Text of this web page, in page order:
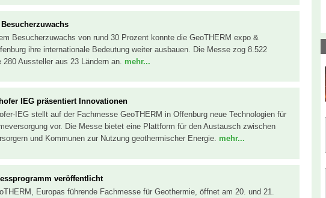
Besucherzuwachs von rund 30 Prozent konnte die GeoTHERM expo &
ihre internationale Bedeutung weiter ausbauen. Die Messe zog 8.522
Aussteller aus 23 Ländern an. mehr...
IEG präsentiert Innovationen
IEG stellt auf der Fachmesse GeoTHERM in Offenburg neue Technologien für
vor. Die Messe bietet eine Plattform für den Austausch zwischen
und Kommunen zur Nutzung geothermischer Energie. mehr...
veröffentlicht
Europas führende Fachmesse für Geothermie, öffnet am 20. und 21.